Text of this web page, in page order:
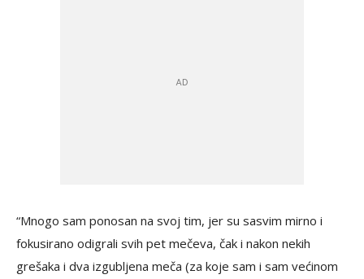
“Mnogo sam ponosan na svoj tim, jer su sasvim mirno i
fokusirano odigrali svih pet mečeva, čak i nakon nekih
grešaka i dva izgubljena meča (za koje sam i sam većinom